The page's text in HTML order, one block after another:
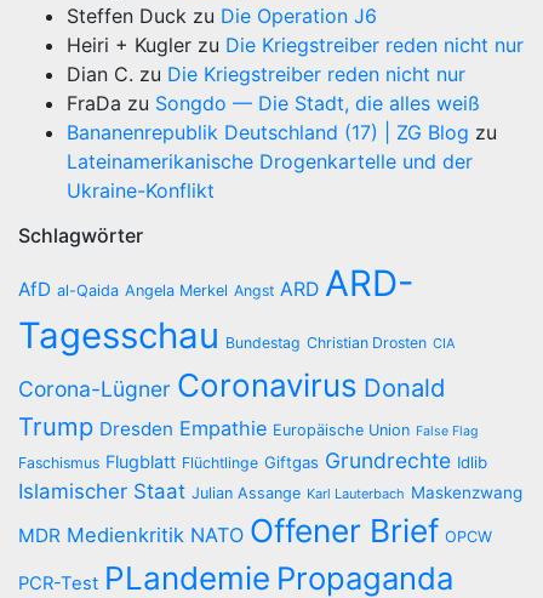
Steffen Duck zu Die Operation J6
Heiri + Kugler zu Die Kriegstreiber reden nicht nur
Dian C. zu Die Kriegstreiber reden nicht nur
FraDa zu Songdo — Die Stadt, die alles weiß
Bananenrepublik Deutschland (17) | ZG Blog zu
Lateinamerikanische Drogenkartelle und der
Ukraine-Konflikt
Schlagwörter
AfD al-Qaida Angela Merkel Angst ARD ARD-
Tagesschau Bundestag Christian Drosten CIA
Corona-Lügner Coronavirus Donald
Trump Dresden Empathie Europäische Union False Flag
Faschismus Flugblatt Flüchtlinge Giftgas Grundrechte Idlib
Islamischer Staat Julian Assange Karl Lauterbach Maskenzwang
MDR Medienkritik NATO Offener Brief OPCW
PCR-Test PLandemie Propaganda